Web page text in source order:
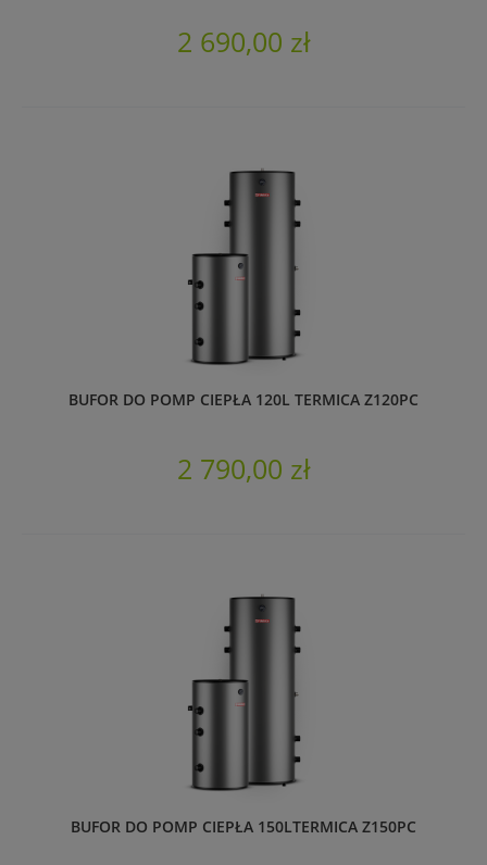
2 690,00 zł
BUFOR DO POMP CIEPŁA 120L TERMICA Z120PC
2 790,00 zł
BUFOR DO POMP CIEPŁA 150LTERMICA Z150PC